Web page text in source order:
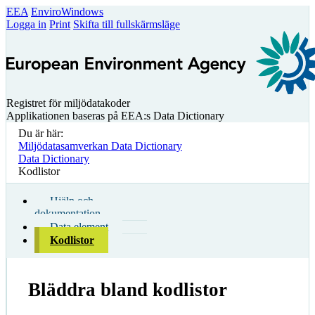
EEA EnviroWindows
Logga in Print Skifta till fullskärmsläge
Registret för miljödatakoder
Applikationen baseras på EEA:s Data Dictionary
Du är här:
Miljödatasamverkan Data Dictionary
Data Dictionary
Kodlistor
Hjälp och
dokumentation
Data element
Kodlistor
Bläddra bland kodlistor